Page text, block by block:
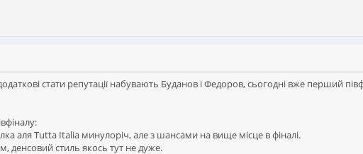
стати репутації набувають Буданов і Федоров, сьогодні вже перший
аля Tutta Italia минулоріч, але з шансами на вище місце в фіналі.
денсовий стиль якось тут не дуже.